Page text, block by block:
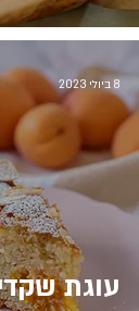
עוגת
8 ביולי 2023